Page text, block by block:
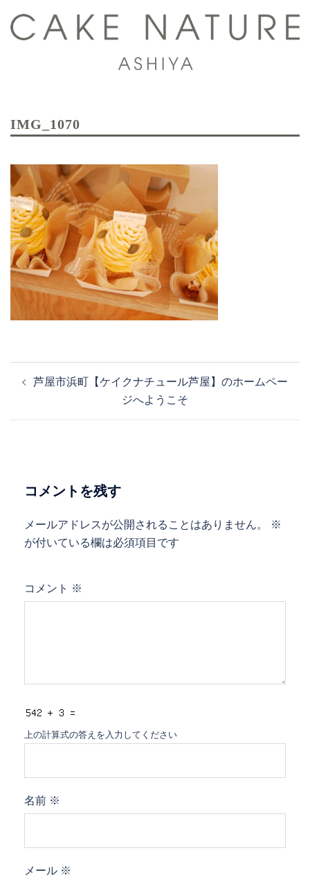
ュ
ー
IMG_1070
稿
シ
ン
芦屋市浜町【ケイクナチュール芦屋】のホームペー
ジへようこそ
コメントを残す
メールアドレスが公開されることはありません。
※
が付いている欄は必須項目です
コメント ※
上の計算式の答えを入力してください
名前 ※
メール ※